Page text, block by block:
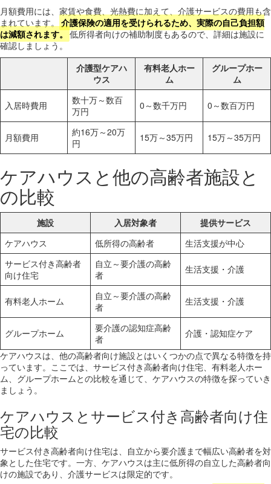
月額費用には、家賃や食費、光熱費に加えて、介護サービスの費用も含
まれています。
介護保険の適用を受けられるため、実際の自己負担額
は減額されます。低所得者向けの補助制度もあるので、詳細は施設に
確認しましょう。
介護型ケアハ
ウス
有料老人ホー
ム
グループホー
ム
入居時費用
数十万～数百
万円
0～数千万円 0～数百万円
月額費用
約16万～20万
円
15万～35万円 15万～35万円
ケアハウスと他の高齢者施設と
の比較
施設 入居対象者
提供サービス
ケアハウス
低所得の高齢者
生活支援が中心
サービス付き高齢者
向け住宅
自立～要介護の高齢
者
生活支援・介護
有料老人ホーム
自立～要介護の高齢
者
生活支援・介護
グループホーム
要介護の認知症高齢
者
介護・認知症ケア
ケアハウスは、他の高齢者向け施設とはいくつかの点で異なる特徴を持
っています。ここでは、サービス付き高齢者向け住宅、有料老人ホー
ム、グループホームとの比較を通じて、ケアハウスの特徴を探っていき
ましょう。
ケアハウスとサービス付き高齢者向け住
宅の比較
サービス付き高齢者向け住宅は、自立から要介護まで幅広い高齢者を対
象とした住宅です。一方、ケアハウスは主に低所得の自立した高齢者向
けの施設であり、介護サービスは限定的です。